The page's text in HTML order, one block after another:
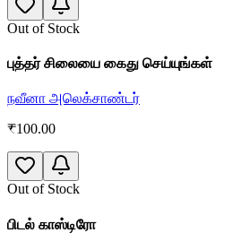
Out of Stock
புத்தர் சிலையை கைது செய்யுங்கள்
நவீனா அலெக்சாண்டர்
₹100.00
Out of Stock
பிடல் காஸ்டிரோ